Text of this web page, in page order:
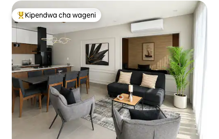
Kipendwa maarufu cha wageni
Kipendwa cha wageni